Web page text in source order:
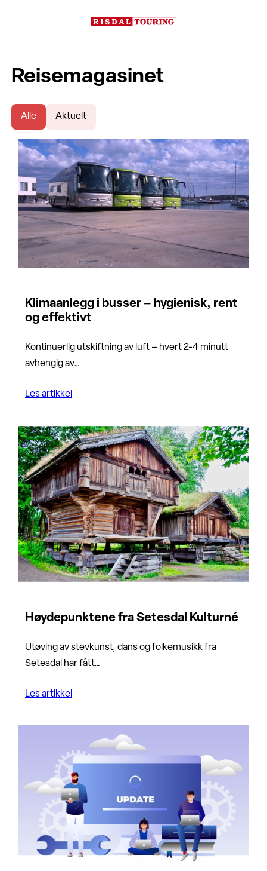
Reisemagasinet
Alle Aktuelt
Klimaanlegg i busser – hygienisk, rent
og effektivt
Kontinuerlig utskiftning av luft – hvert 2-4 minutt
avhengig av…
Les artikkel
Høydepunktene fra Setesdal Kulturné
Utøving av stevkunst, dans og folkemusikk fra
Setesdal har fått…
Les artikkel